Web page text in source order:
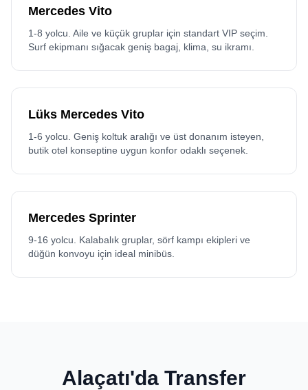
Mercedes Vito
1-8 yolcu. Aile ve küçük gruplar için standart VIP seçim.
Surf ekipmanı sığacak geniş bagaj, klima, su ikramı.
Lüks Mercedes Vito
1-6 yolcu. Geniş koltuk aralığı ve üst donanım isteyen,
butik otel konseptine uygun konfor odaklı seçenek.
Mercedes Sprinter
9-16 yolcu. Kalabalık gruplar, sörf kampı ekipleri ve
düğün konvoyu için ideal minibüs.
Alaçatı'da Transfer